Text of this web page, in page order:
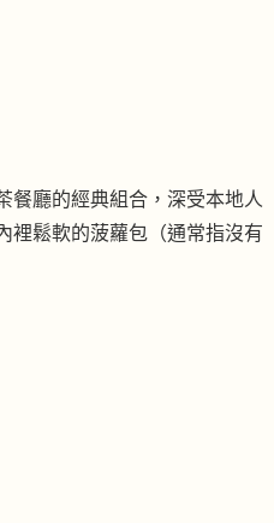
餐廳的經典組合，深受本地人
裡鬆軟的菠蘿包（通常指沒有